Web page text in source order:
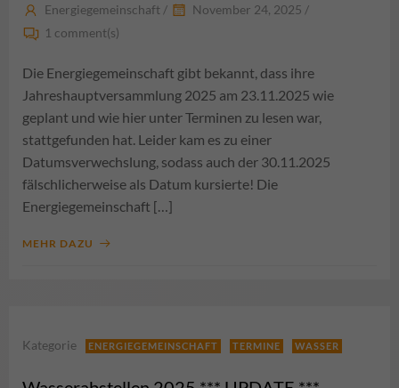
Energiegemeinschaft / November 24, 2025 /
1 comment(s)
Die Energiegemeinschaft gibt bekannt, dass ihre
Jahreshauptversammlung 2025 am 23.11.2025 wie
geplant und wie hier unter Terminen zu lesen war,
stattgefunden hat. Leider kam es zu einer
Datumsverwechslung, sodass auch der 30.11.2025
fälschlicherweise als Datum kursierte! Die
Energiegemeinschaft […]
MEHR DAZU
Kategorie ENERGIEGEMEINSCHAFT TERMINE WASSER